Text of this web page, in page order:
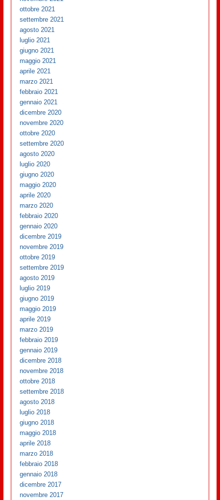
ottobre 2021
settembre 2021
agosto 2021
luglio 2021
giugno 2021
maggio 2021
aprile 2021
marzo 2021
febbraio 2021
gennaio 2021
dicembre 2020
novembre 2020
ottobre 2020
settembre 2020
agosto 2020
luglio 2020
giugno 2020
maggio 2020
aprile 2020
marzo 2020
febbraio 2020
gennaio 2020
dicembre 2019
novembre 2019
ottobre 2019
settembre 2019
agosto 2019
luglio 2019
giugno 2019
maggio 2019
aprile 2019
marzo 2019
febbraio 2019
gennaio 2019
dicembre 2018
novembre 2018
ottobre 2018
settembre 2018
agosto 2018
luglio 2018
giugno 2018
maggio 2018
aprile 2018
marzo 2018
febbraio 2018
gennaio 2018
dicembre 2017
novembre 2017